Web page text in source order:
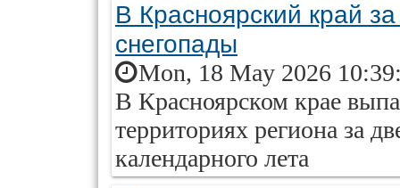
В Красноярский край
снегопады
Mon, 18 May 2026
В Красноярском крае
территориях региона за
календарного лета